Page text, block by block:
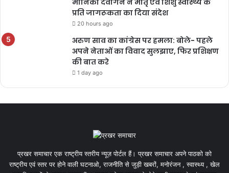
प्रति जागरूकता का दिया संदेश
20 hours ago
अरुण साव का कांग्रेस पर हमला: बोले- पहले
अपने नेताओं का विवाद सुलझाए, फिर प्रशिक्षण
की बात करे
1 day ago
प्रखर समाचार एक राष्ट्रीय स्तरीय न्यूज़ पोर्टल हैं। प्रखर समाचार अपने पाठको को
राष्ट्रीय एवं स्तर पर होने वाली घटनाओ, राजनीति से जुड़ी खबरों, मनोरंजन , स्वास्थ्य , खेल